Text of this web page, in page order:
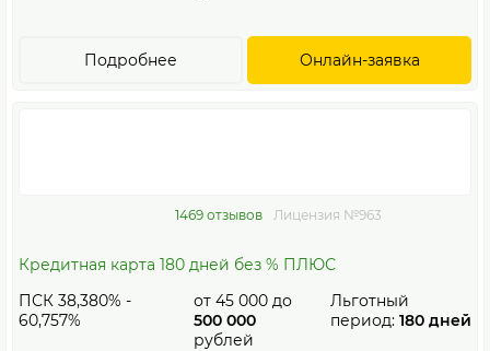
Онлайн-заявка
Подробнее
1469 отзывов Лицензия №963
Кредитная карта 180 дней без % ПЛЮС
ПСК 38,380% -
60,757%
от 45 000 до
500 000
рублей
Льготный
период: 180 дней